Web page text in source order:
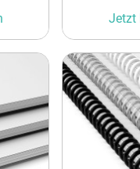
Jetzt